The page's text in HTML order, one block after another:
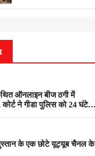
ऑनलाइन बीज ठगी में
ने गीडा पुलिस को 24 घंटे में
के एक छोटे यूट्यूब चैनल के